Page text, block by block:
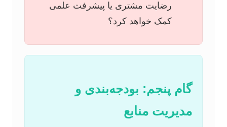
رضایت مشتری یا پیشرفت علمی
کمک خواهد کرد؟
گام پنجم: بودجه‌بندی و
مدیریت منابع